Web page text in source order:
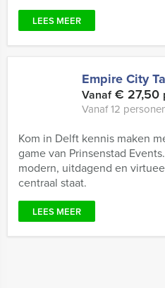
LEES MEER
Empire City
Vanaf€ 27,50
Vanaf 12
Kom in Delft kennis maken
game van Prinsenstad
modern, uitdagend en
centraal staat.
LEES MEER